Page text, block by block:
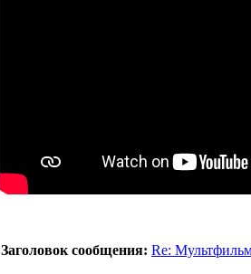
Заголовок сообщения: Re: